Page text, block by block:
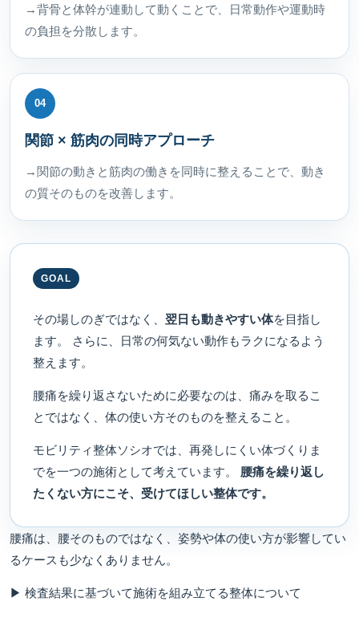
→背骨と体幹が連動して動くことで、日常動作や運動時
の負担を分散します。
04
関節 × 筋肉の同時アプローチ
→関節の動きと筋肉の働きを同時に整えることで、動き
の質そのものを改善します。
GOAL
その場しのぎではなく、 翌日も動きやすい体を目指し
ます。 さらに、日常の何気ない動作もラクになるよう
整えます。
腰痛を繰り返さないために必要なのは、痛みを取るこ
とではなく、体の使い方そのものを整えること。
モビリティ整体ソシオでは、再発しにくい体づくりま
でを一つの施術として考えています。 腰痛を繰り返し
たくない方にこそ、受けてほしい整体です。
腰痛は、腰そのものではなく、姿勢や体の使い方が影響してい
るケースも少なくありません。
▶ 検査結果に基づいて施術を組み立てる整体について